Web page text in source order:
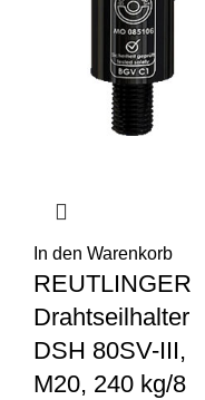
In den Warenkorb
REUTLINGER
Drahtseilhalter
DSH 80SV-III,
M20, 240 kg/8